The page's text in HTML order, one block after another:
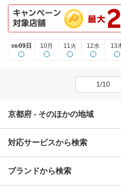
08/09日 10月 11火 12水 13
1/10
京都府 - そのほかの地域
綾部市
乙訓郡
対応サービスから検索
Award 受賞店
ブランドから検索